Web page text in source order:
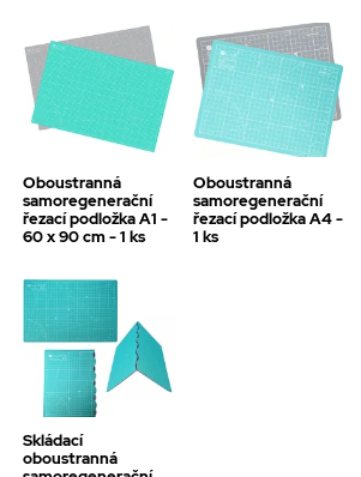
Oboustranná
samoregenerační
řezací podložka A1 -
60 x 90 cm - 1 ks
Oboustranná
samoregenerační
řezací podložka A4 -
1 ks
Skládací
oboustranná